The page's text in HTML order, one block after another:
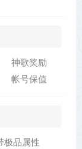
神歌奖励
帐号保值
极品属性